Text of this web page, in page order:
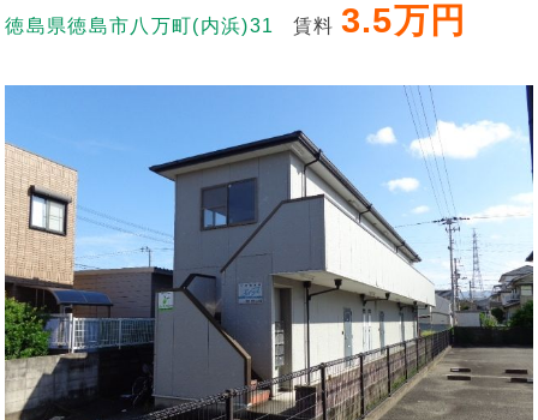
徳島県徳島市八万町(内浜)31 賃料 3.5万円